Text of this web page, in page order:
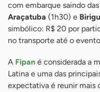
com embarque saindo
Araçatuba (1h30) e
simbólico: R$ 20 por
no transporte até o
A Fipan é considerada a
Latina e uma das
expectativa é reunir mais